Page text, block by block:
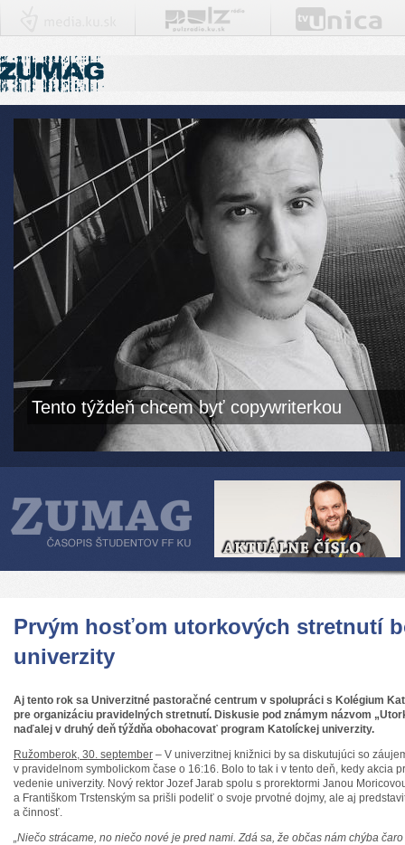
Tento týždeň chcem byť copywriterkou
Prvým hosťom utorkových stretnutí
univerzity
Aj tento rok sa Univerzitné pastoračné centrum v spolupráci s Kolégium
pre organizáciu pravidelných stretnutí. Diskusie pod známym názvom
naďalej v druhý deň týždňa obohacovať program Katolíckej univerzity.
Ružomberok, 30. september – V univerzitnej knižnici by sa diskutujúci so
v pravidelnom symbolickom čase o 16:16. Bolo to tak i v tento deň, kedy akcia
vedenie univerzity. Nový rektor Jozef Jarab spolu s prorektormi Janou
a Františkom Trstenským sa prišli podeliť o svoje prvotné dojmy, ale aj
a činnosť.
„Niečo strácame, no niečo nové je pred nami. Zdá sa, že občas nám chýba